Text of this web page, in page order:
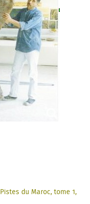
Pistes du Maroc, tome 1,